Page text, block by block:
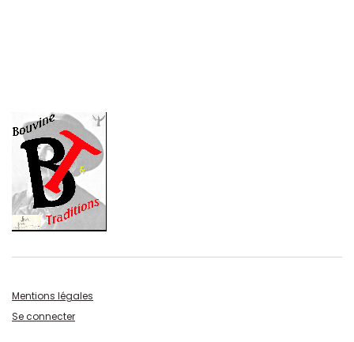
Mentions légales
Se connecter